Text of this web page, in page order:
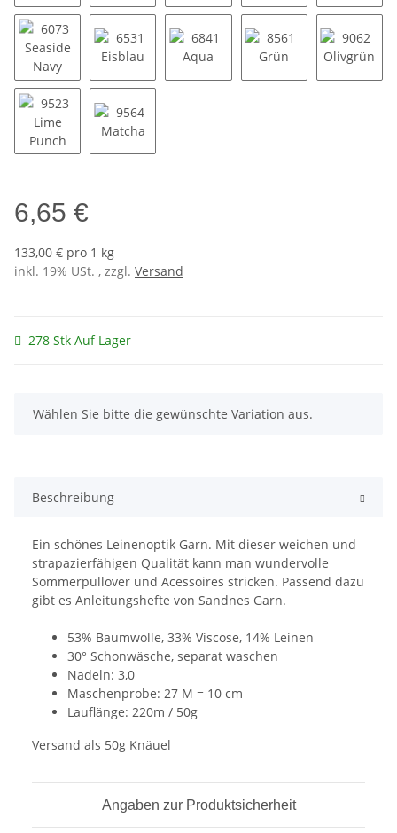
5023 Lila 5930 Hellblau6032 Hortensie6044 Regattablau
6061
6073 Seaside Navy6531 Eisblau
6,65 €
133,00 € pro 1 kg
inkl. 19% USt. , zzgl. Versand
278 Stk Auf Lager
x
Wählen Sie bitte die gewünschte Variation aus.
Beschreibung
Ein schönes Leinenoptik Garn. Mit dieser weichen und
strapazierfähigen Qualität kann man wundervolle
Sommerpullover und Acessoires stricken. Passend dazu
gibt es Anleitungshefte von Sandnes Garn.
53% Baumwolle, 33% Viscose, 14% Leinen
30° Schonwäsche, separat waschen
Nadeln: 3,0
Maschenprobe: 27 M = 10 cm
Lauflänge: 220m / 50g
Versand als 50g Knäuel
Angaben zur Produktsicherheit